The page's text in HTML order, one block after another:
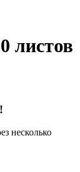
листов
несколько